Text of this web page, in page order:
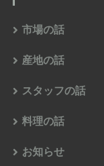
市場の話
産地の話
スタッフの話
料理の話
お知らせ